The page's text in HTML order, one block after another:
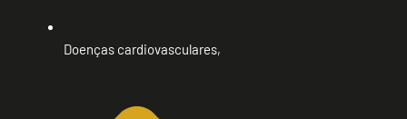
Doenças cardiovasculares,